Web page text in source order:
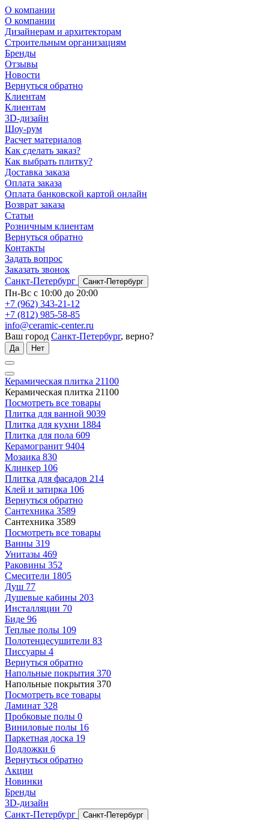
О компании
О компании
Дизайнерам и архитекторам
Строительным организациям
Бренды
Отзывы
Новости
Вернуться обратно
Клиентам
Клиентам
3D-дизайн
Шоу-рум
Расчет материалов
Как сделать заказ?
Как выбрать плитку?
Доставка заказа
Оплата заказа
Оплата банковской картой онлайн
Возврат заказа
Статьи
Розничным клиентам
Вернуться обратно
Контакты
Задать вопрос
Заказать звонок
Санкт-Петербург
Санкт-Петербург
Пн-Вс с 10:00 до 20:00
+7 (962) 343-21-12
+7 (812) 985-58-85
info@ceramic-center.ru
Ваш город Санкт-Петербург, верно?
Да Нет
Керамическая плитка 21100
Керамическая плитка 21100
Посмотреть все товары
Плитка для ванной 9039
Плитка для кухни 1884
Плитка для пола 609
Керамогранит 9404
Мозаика 830
Клинкер 106
Плитка для фасадов 214
Клей и затирка 106
Вернуться обратно
Сантехника 3589
Сантехника 3589
Посмотреть все товары
Ванны 319
Унитазы 469
Раковины 352
Смесители 1805
Душ 77
Душевые кабины 203
Инсталляции 70
Биде 96
Теплые полы 109
Полотенцесушители 83
Писсуары 4
Вернуться обратно
Напольные покрытия 370
Напольные покрытия 370
Посмотреть все товары
Ламинат 328
Пробковые полы 0
Виниловые полы 16
Паркетная доска 19
Подложки 6
Вернуться обратно
Акции
Новинки
Бренды
3D-дизайн
Санкт-Петербург
Санкт-Петербург